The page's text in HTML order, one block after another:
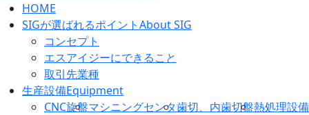
HOME
SIGが選ばれるポイントAbout SIG
コンセプト
エスアイジーにできること
取引先業種
生産設備Equipment
CNC旋盤マシニングセンタ歯切、内歯切盤熱処理設備